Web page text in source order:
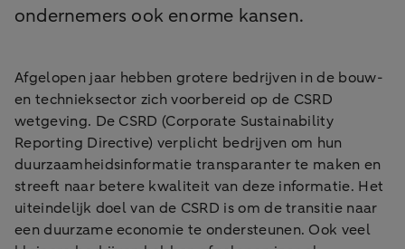
ondernemers ook enorme kansen.
Afgelopen jaar hebben grotere bedrijven in de bouw-
en technieksector zich voorbereid op de CSRD
wetgeving. De CSRD (Corporate Sustainability
Reporting Directive) verplicht bedrijven om hun
duurzaamheidsinformatie transparanter te maken en
streeft naar betere kwaliteit van deze informatie. Het
uiteindelijk doel van de CSRD is om de transitie naar
een duurzame economie te ondersteunen. Ook veel